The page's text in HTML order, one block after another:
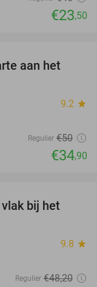
€23,50
30%
aan het
9.2 star
Regulier €50
€34,90
bij het
9.8 star
Regulier €48,20